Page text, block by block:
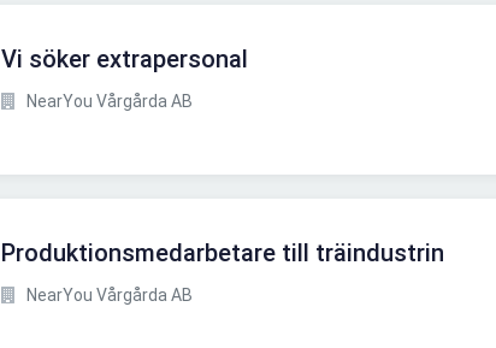
Vi söker extrapersonal
NearYou Vårgårda AB
Produktionsmedarbetare till träindustrin
NearYou Vårgårda AB